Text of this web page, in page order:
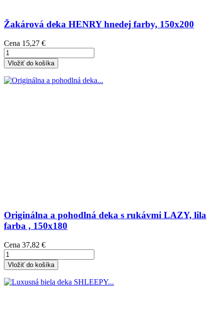
Žakárová deka HENRY hnedej farby, 150x200
Cena 15,27 €
Vložiť do košíka
Originálna a pohodlná deka s rukávmi LAZY, lila
farba , 150x180
Cena 37,82 €
Vložiť do košíka